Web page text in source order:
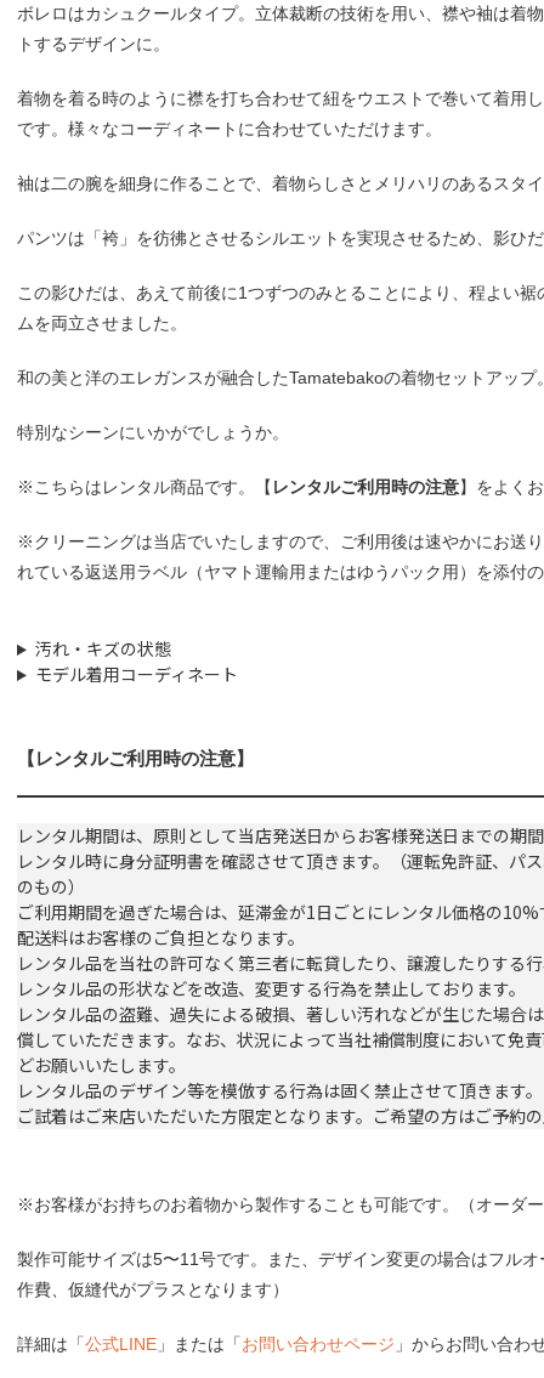
ボレロはカシュクールタイプ。立体裁断の技術を用い、襟や袖は着
トするデザインに。
着物を着る時のように襟を打ち合わせて紐をウエストで巻いて着用
です。様々なコーディネートに合わせていただけます。
袖は二の腕を細身に作ることで、着物らしさとメリハリのあるスタ
パンツは「袴」を彷彿とさせるシルエットを実現させるため、影ひ
この影ひだは、あえて前後に1つずつのみとることにより、程よい
ムを両立させました。
和の美と洋のエレガンスが融合したTamatebakoの着物セットアップ
特別なシーンにいかがでしょうか。
※こちらはレンタル商品です。【 レンタルご利用時の注意】をよく
※クリーニングは当店でいたしますので、ご利用後は速やかにお送
れている返送用ラベル（ヤマト運輸用またはゆうパック用）を添付
汚れ・キズの状態
モデル着用コーディネート
【レンタルご利用時の注意】
レンタル期間は、原則として当店発送日からお客様発送日までの期
レンタル時に身分証明書を確認させて頂きます。（運転免許証、パ
のもの）
ご利用期間を過ぎた場合は、延滞金が1日ごとにレンタル価格の
配送料はお客様のご負担となります。
レンタル品を当社の許可なく第三者に転貸したり、譲渡したりする
レンタル品の形状などを改造、変更する行為を禁止しております。
レンタル品の盗難、過失による破損、著しい汚れなどが生じた場合
償していただきます。なお、状況によって当社補償制度において免
どお願いいたします。
レンタル品のデザイン等を模倣する行為は固く禁止させて頂きます。
ご試着はご来店いただいた方限定となります。ご希望の方はご予約
※お客様がお持ちのお着物から製作することも可能です。（オーダ
製作可能サイズは5〜11号です。また、デザイン変更の場合はフル
作費、仮縫代がプラスとなります）
詳細は「公式LINE 」または「お問い合わせページ 」からお問い合わ